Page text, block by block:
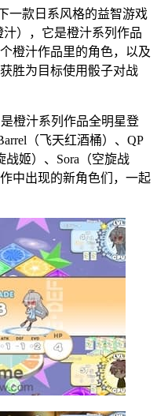
一款日系风格的益智游戏
汁），它是橙汁系列作品
橙汁作品里的角色，以及
胜为目标使用骰子对战
是橙汁系列作品全明星登
（飞天红酒桶）、QP
战姬）、Sora（空旋战
中出现的新角色们，一起